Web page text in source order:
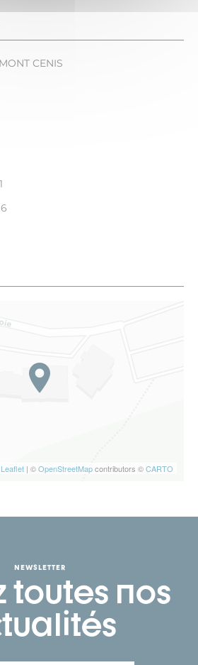
CENIS
Leaflet | ©OpenStreetMapcontributors ©CARTO
NEWSLETTER
toutes nos